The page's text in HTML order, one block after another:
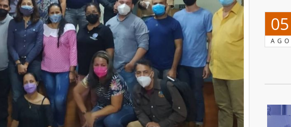
05
AGO